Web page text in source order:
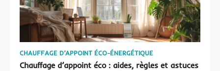
CHAUFFAGE D’APPOINT ÉCO-ÉNERGÉTIQUE
Chauffage d’appoint éco : aides, règles et astuces